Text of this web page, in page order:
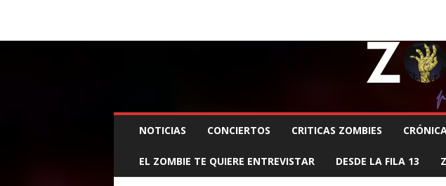
I
NOTICIAS CONCIERTOS CRITICAS ZOMBIES
EL ZOMBIE TE QUIERE ENTREVISTAR DESDE LA FILA 13